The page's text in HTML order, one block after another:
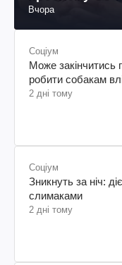
Вчора
Соціум
Може закінчитись
робити собакам
2 дні тому
Соціум
Зникнуть за ніч:
слимаками
2 дні тому